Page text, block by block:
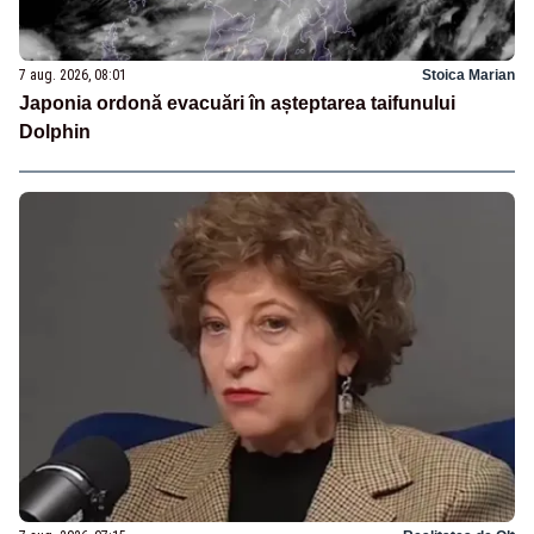
7 aug. 2026, 08:01 Stoica Marian
Japonia ordonă evacuări în așteptarea taifunului
Dolphin